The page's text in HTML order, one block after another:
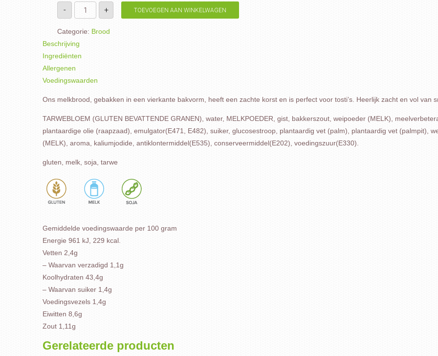
-
Casino
melk
half
+ TOEVOEGEN AAN WINKELWAGEN
Categorie: Brood
Beschrijving
Ingrediënten
Allergenen
Voedingswaarden
Ons melkbrood, gebakken in een vierkante bakvorm, heeft een zachte korst en is perfect voor tosti’s. Heerlijk zacht en vol van
TARWEBLOEM (GLUTEN BEVATTENDE GRANEN), water, MELKPOEDER, gist, bakkerszout, weipoeder (MELK),
plantaardige olie (raapzaad), emulgator(E471, E482), suiker, glucosestroop, plantaardig vet (palm), plantaardig vet (palmpit),
(MELK), aroma, kaliumjodide, antiklontermiddel(E535), conserveermiddel(E202), voedingszuur(E330).
gluten, melk, soja, tarwe
Gemiddelde voedingswaarde per 100 gram
Energie 961 kJ, 229 kcal.
Vetten 2,4g
– Waarvan verzadigd 1,1g
Koolhydraten 43,4g
– Waarvan suiker 1,4g
Voedingsvezels 1,4g
Eiwitten 8,6g
Zout 1,11g
Gerelateerde producten